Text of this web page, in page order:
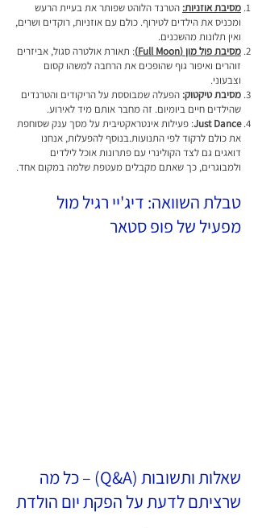
מסיבת אוזניות: הטרנד הלוהט שפותר את בעיית הרעש
ומכניס את הילדים לטירוף. כולם עם אוזניות, רוקדים ושרים,
ואין תלונות מהשכנים.
מסיבת פול מון (Full Moon)
: תאורת אולטרה סגול, אביזרים
זוהרים ואיפור גוף שהופכים את הרחבה למשהו קסום
וצבעוני.
מסיבת טיקטוק: הפעלה שמבוססת על הריקודים והטרנדים
שהילדים חיים ביומיום. זה מחבר אותם מיד לאירוע.
Just Dance: פעילות אינטראקטיבית על מסך ענק שסוחפת
את כולם לרקוד לפי התנועות.בנוסף להפעלות, אנחנו
דואגים גם לצד הקולינרי עם פתרונות אוכל לילדים
ולמבוגרים, כך שאתם מקבלים מעטפת שלמה במקום אחד.
טבלת השוואה: דיג'יי רגיל מול
מפעיל של פופ סטאר
שאלות ותשובות (Q&A) – כל מה
שרציתם לדעת על הפקת יום הולדת